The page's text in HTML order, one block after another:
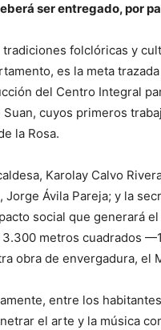
ser entregado, por
folclóricas y
es la meta
del Centro Integral
Suan, cuyos primeros
la Rosa.
Karolay Calvo
Ávila Pareja; y la
social que generará
metros cuadrados
obra de envergadura, el
entre los
el arte y la música